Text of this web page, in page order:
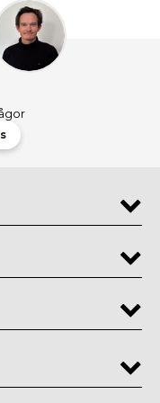
extrabord i
soffbord, om det är det